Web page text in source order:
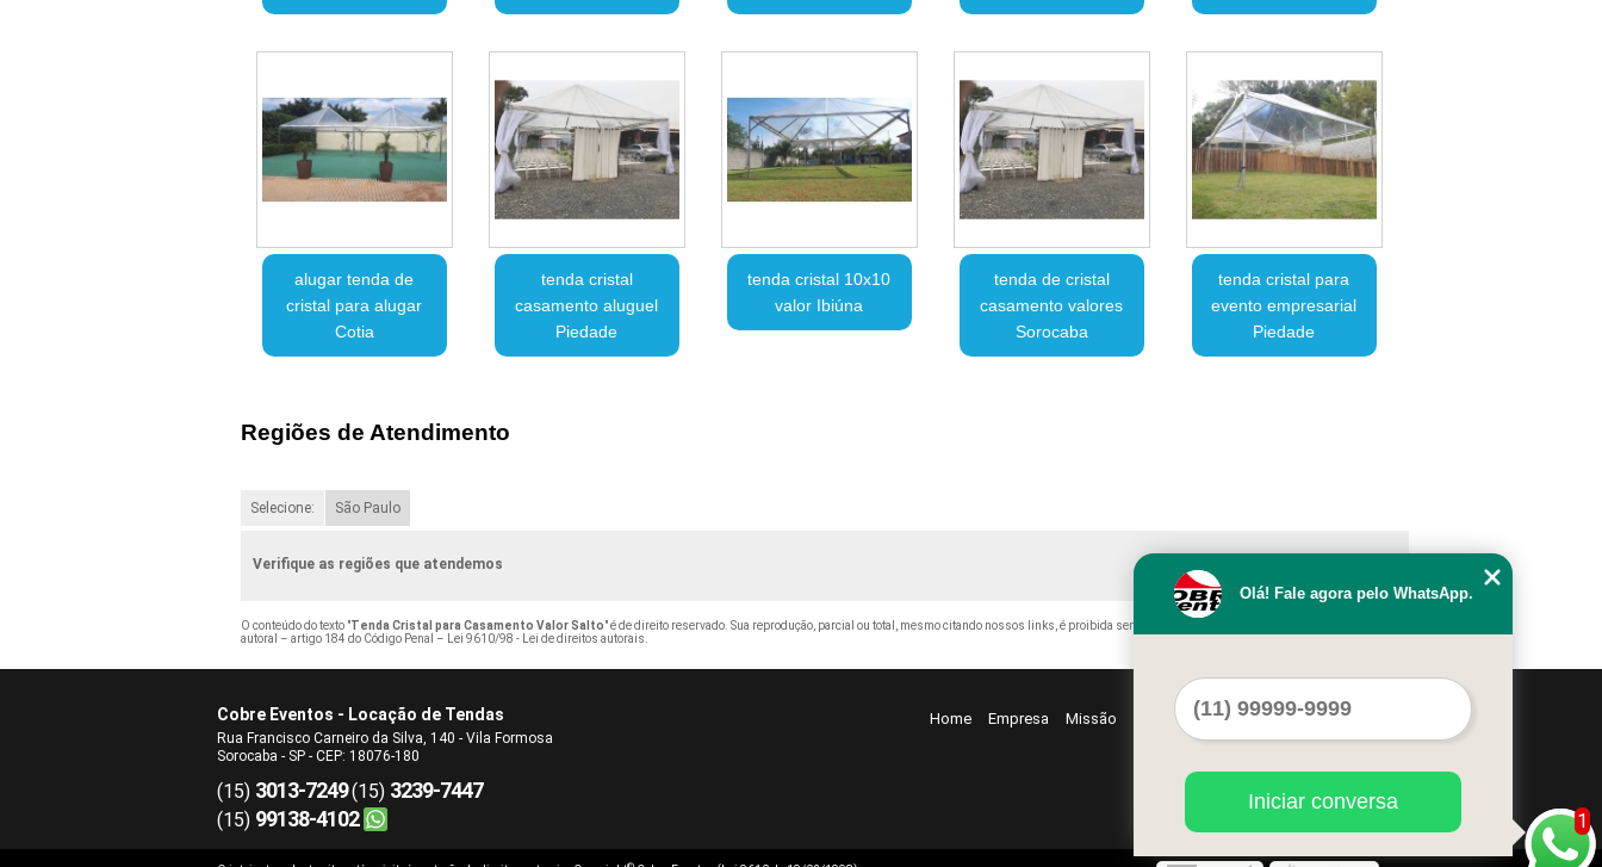
alugar tenda de
cristal para alugar
Cotia
tenda cristal
casamento aluguel
Piedade
tenda cristal 10x10
valor Ibiúna
tenda de cristal
casamento valores
Sorocaba
tenda cristal para
evento empresarial
Piedade
Regiões de Atendimento
Selecione: São Paulo
Verifique as regiões que atendemos
O conteúdo do texto "Tenda Cristal para Casamento Valor Salto" é de direito reservado. Sua reprodução, parcial ou total, mesmo citando nossos links, é proibida sem a autorização do autor. Crime de violação de direito
autoral – artigo 184 do Código Penal – Lei 9610/98 - Lei de direitos autorais.
Cobre Eventos - Locação de Tendas
Rua Francisco Carneiro da Silva, 140 - Vila Formosa
Sorocaba - SP - CEP: 18076-180
(15) 3013-7249(15) 3239-7447
(15) 99138-4102
Home Empresa Missão Serviços Contato Mapa do site
1
Olá! Fale agora pelo WhatsApp.
Iniciar conversa